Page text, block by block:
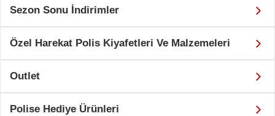
Sezon Sonu İndirimler
Özel Harekat Polis Kiyafetleri Ve Malzemeleri
Outlet
Polise Hediye Ürünleri